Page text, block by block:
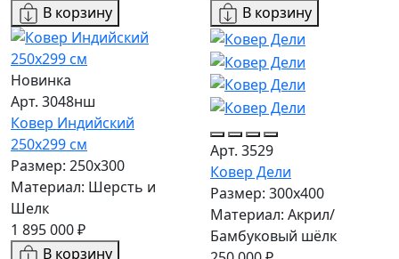
В корзину
В корзину
Новинка
Арт. 3048нш
Ковер Индийский
250x299 см
Размер: 250x300
Материал: Шерсть и
Шелк
1 895 000 ₽
В корзину
Арт. 3529
Ковер Дели
Размер: 300х400
Материал: Акрил/
Бамбуковый шёлк